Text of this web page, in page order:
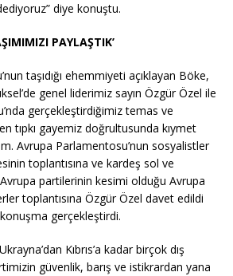
diye konuştu.
PAYLAŞTIK’
taşıdığı ehemmiyeti açıklayan Böke,
genel liderimiz sayın Özgür Özel ile
gerçekleştirdiğimiz temas ve
tıpkı gayemiz doğrultusunda kıymet
Avrupa Parlamentosu’nun sosyalistler
toplantısına ve kardeş sol ve
partilerinin kesimi olduğu Avrupa
toplantısına Özgür Özel davet edildi
gerçekleştirdi.
Kıbrıs’a kadar birçok dış
güvenlik, barış ve istikrardan yana